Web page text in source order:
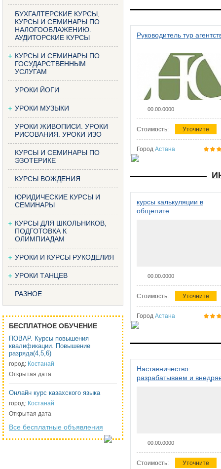
БУХГАЛТЕРСКИЕ КУРСЫ,
КУРСЫ И СЕМИНАРЫ ПО
НАЛОГООБЛАЖЕНИЮ.
АУДИТОРСКИЕ КУРСЫ
КУРСЫ И СЕМИНАРЫ ПО
ГОСУДАРСТВЕННЫМ
УСЛУГАМ
УРОКИ ЙОГИ
УРОКИ МУЗЫКИ
УРОКИ ЖИВОПИСИ. УРОКИ
РИСОВАНИЯ. УРОКИ ИЗО
КУРСЫ И СЕМИНАРЫ ПО
ЭЗОТЕРИКЕ
КУРСЫ ВОЖДЕНИЯ
ЮРИДИЧЕСКИЕ КУРСЫ И
СЕМИНАРЫ
КУРСЫ ДЛЯ ШКОЛЬНИКОВ,
ПОДГОТОВКА К
ОЛИМПИАДАМ
УРОКИ И КУРСЫ РУКОДЕЛИЯ
УРОКИ ТАНЦЕВ
РАЗНОЕ
БЕСПЛАТНОЕ ОБУЧЕНИЕ
ПОВАР. Курсы повышения
квалификации. Повышение
разряда(4,5,6)
город: Костанай
Открытая дата
Онлайн курс казахского языка
город: Костанай
Открытая дата
Все бесплатные объявления
Руководитель тур
00.00.0000
Стоимость: Уточните
Город Астана
курсы калькуляции в
общепите
00.00.0000
Стоимость: Уточните
Город Астана
Наставничество:
разрабатываем и
00.00.0000
Стоимость: Уточните